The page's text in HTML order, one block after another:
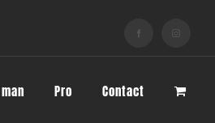
Facebook Instagram
Pro Contact